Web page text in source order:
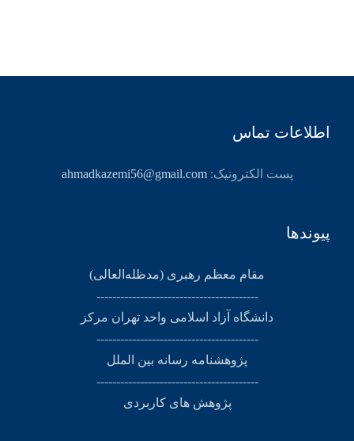
اطلاعات تماس
پست الکترونیک:ahmadkazemi56@gmail.com
پیوندها
مقام معظم رهبری (مد‌ظله‌العالی)
-----------------------------------------
دانشگاه آزاد اسلامی واحد تهران مرکز
-----------------------------------------
پژوهشنامه رسانه بین الملل
-----------------------------------------
پژوهش های کاربردی